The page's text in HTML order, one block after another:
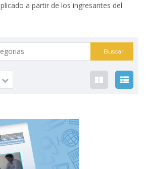
a partir de los ingresantes del